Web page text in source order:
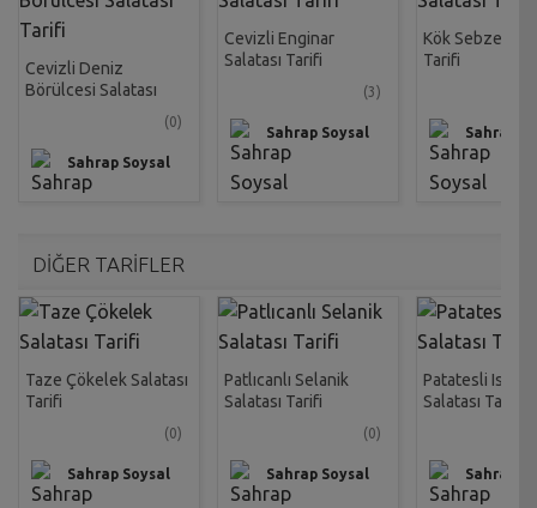
Cevizli Deniz
Börülcesi Salatası
(0)
Sahrap Soysal
Cevizli Enginar
Salatası Tarifi
(3)
Sahrap Soysal
Kök Sebze
Tarifi
Sahrap
DİĞER TARİFLER
Taze Çökelek Salatası
Tarifi
(0)
Sahrap Soysal
Patlıcanlı Selanik
Salatası Tarifi
(0)
Sahrap Soysal
Patatesli
Salatası Tarifi
Sahrap